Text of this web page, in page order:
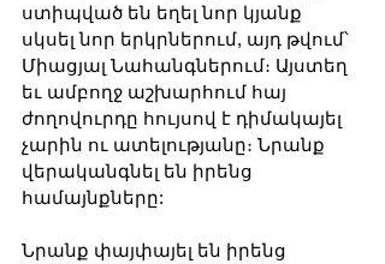
ստիպված են եղել նոր կյանք
սկսել նոր երկրներում, այդ թվում՝
Միացյալ Նահանգներում։ Այստեղ
եւ ամբողջ աշխարհում հայ
ժողովուրդը հույսով է դիմակայել
չարին ու ատելությանը։ Նրանք
վերականգնել են իրենց
համայնքները:
Նրանք փայփայել են իրենց